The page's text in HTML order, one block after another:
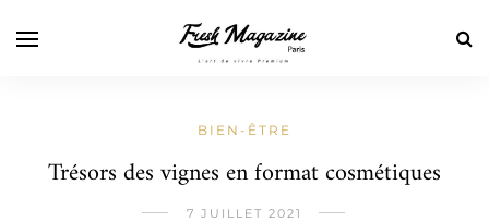
BIEN-ÊTRE
Trésors des vignes en format cosmétiques
7 JUILLET 2021